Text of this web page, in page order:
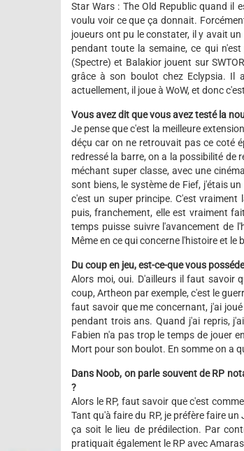
Star Wars : The Old Republic quand il
voulu voir ce que ça donnait.
joueurs ont pu le constater, il y avait
pendant toute la semaine, ce qui
(Spectre) et Balakior jouent sur
grâce à son boulot chez Eclypsia. Il
actuellement, il joue à WoW, et donc
Vous avez dit que vous avez testé la
Je pense que c'est la meilleure
déçu car on ne retrouvait pas ce coté
redressé la barre, on a la possibilité de
méchant super classe, avec une
sont biens, le système de Fief, j'étais
c'est un super principe. C'est
puis, franchement, elle est vraiment
temps puisse suivre l'avancement de
Même en ce qui concerne l'histoire et
Du coup en jeu, est-ce-que vous
Alors moi, oui. D'ailleurs il faut savoir
coup, Artheon par exemple, c'est le
faut savoir que me concernant, j'ai
pendant trois ans. Quand j'ai repris,
Fabien n'a pas trop le temps de jouer
Mort pour son boulot. En somme on a
Dans Noob, on parle souvent de RP
?
Alors le RP, faut savoir que c'est
Tant qu'à faire du RP, je préfère faire
ça soit le lieu de prédilection. Par
pratiquait également le RP avec